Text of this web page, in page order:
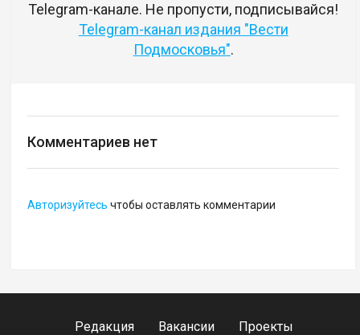
Telegram-канале. Не пропусти, подписывайся!
Telegram-канал издания "Вести
Подмосковья".
Комментариев нет
Авторизуйтесь чтобы оставлять комментарии
Редакция Вакансии
Проекты